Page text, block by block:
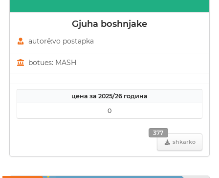
Gjuha boshnjake
autorë:vo postapka
botues: MASH
цена за 2025/26 година
0
shkarko
377